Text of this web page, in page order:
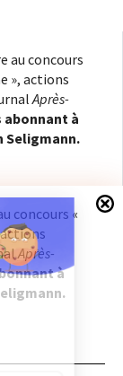
au concours
», actions
Après-
abonnant à
vous
de
concours «
Après-
à